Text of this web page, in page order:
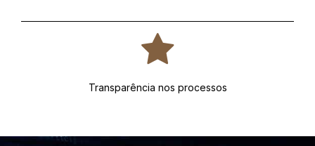
Transparência nos processos